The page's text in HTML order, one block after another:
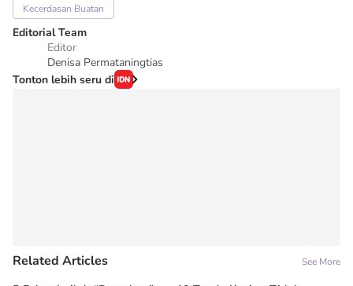
Kecerdasan Buatan
Editorial Team
Editor
Denisa Permataningtias
Tonton lebih seru di
Related Articles See More